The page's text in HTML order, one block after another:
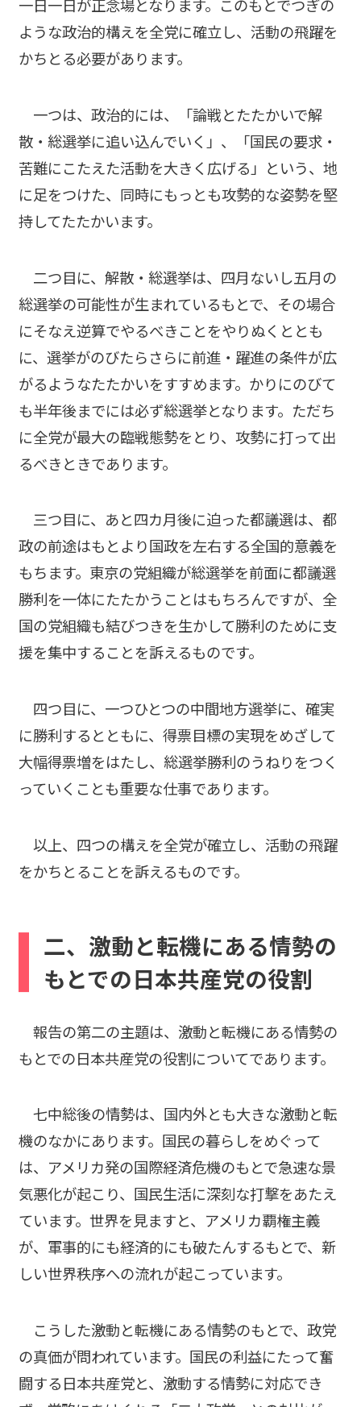
一日一日が正念場となります。このもとでつぎの
ような政治的構えを全党に確立し、活動の飛躍を
かちとる必要があります。
一つは、政治的には、「論戦とたたかいで解
散・総選挙に追い込んでいく」、「国民の要求・
苦難にこたえた活動を大きく広げる」という、地
に足をつけた、同時にもっとも攻勢的な姿勢を堅
持してたたかいます。
二つ目に、解散・総選挙は、四月ないし五月の
総選挙の可能性が生まれているもとで、その場合
にそなえ逆算でやるべきことをやりぬくととも
に、選挙がのびたらさらに前進・躍進の条件が広
がるようなたたかいをすすめます。かりにのびて
も半年後までには必ず総選挙となります。ただち
に全党が最大の臨戦態勢をとり、攻勢に打って出
るべきときであります。
三つ目に、あと四カ月後に迫った都議選は、都
政の前途はもとより国政を左右する全国的意義を
もちます。東京の党組織が総選挙を前面に都議選
勝利を一体にたたかうことはもちろんですが、全
国の党組織も結びつきを生かして勝利のために支
援を集中することを訴えるものです。
四つ目に、一つひとつの中間地方選挙に、確実
に勝利するとともに、得票目標の実現をめざして
大幅得票増をはたし、総選挙勝利のうねりをつく
っていくことも重要な仕事であります。
以上、四つの構えを全党が確立し、活動の飛躍
をかちとることを訴えるものです。
二、激動と転機にある情勢の
もとでの日本共産党の役割
報告の第二の主題は、激動と転機にある情勢の
もとでの日本共産党の役割についてであります。
七中総後の情勢は、国内外とも大きな激動と転
機のなかにあります。国民の暮らしをめぐって
は、アメリカ発の国際経済危機のもとで急速な景
気悪化が起こり、国民生活に深刻な打撃をあたえ
ています。世界を見ますと、アメリカ覇権主義
が、軍事的にも経済的にも破たんするもとで、新
しい世界秩序への流れが起こっています。
こうした激動と転機にある情勢のもとで、政党
の真価が問われています。国民の利益にたって奮
闘する日本共産党と、激動する情勢に対応でき